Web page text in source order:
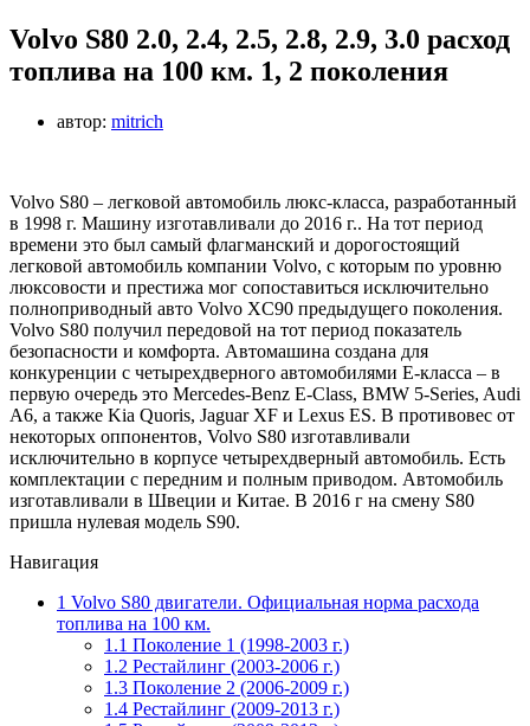
Volvo S80 2.0, 2.4, 2.5, 2.8, 2.9, 3.0 расход
топлива на 100 км. 1, 2 поколения
автор: mitrich
Volvo S80 – легковой автомобиль люкс-класса, разработанный
в 1998 г. Машину изготавливали до 2016 г.. На тот период
времени это был самый флагманский и дорогостоящий
легковой автомобиль компании Volvo, с которым по уровню
люксовости и престижа мог сопоставиться исключительно
полноприводный авто Volvo XC90 предыдущего поколения.
Volvo S80 получил передовой на тот период показатель
безопасности и комфорта. Автомашина создана для
конкуренции с четырехдверного автомобилями Е-класса – в
первую очередь это Mercedes-Benz E-Class, BMW 5-Series, Audi
A6, а также Kia Quoris, Jaguar XF и Lexus ES. В противовес от
некоторых оппонентов, Volvo S80 изготавливали
исключительно в корпусе четырехдверный автомобиль. Есть
комплектации с передним и полным приводом. Автомобиль
изготавливали в Швеции и Китае. В 2016 г на смену S80
пришла нулевая модель S90.
Навигация
1 Volvo S80 двигатели. Официальная норма расхода
топлива на 100 км.
1.1 Поколение 1 (1998-2003 г.)
1.2 Рестайлинг (2003-2006 г.)
1.3 Поколение 2 (2006-2009 г.)
1.4 Рестайлинг (2009-2013 г.)